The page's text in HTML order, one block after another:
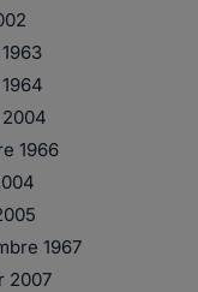
1966
1967
2007